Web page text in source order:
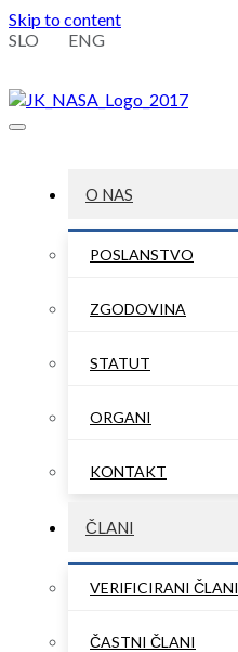
Skip to content
SLO ENG
O NAS
POSLANSTVO
ZGODOVINA
STATUT
ORGANI
KONTAKT
ČLANI
VERIFICIRANI ČLANI
ČASTNI ČLANI